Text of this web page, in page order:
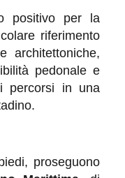
positivo per la
riferimento
architettoniche,
pedonale e
percorsi in una
proseguono